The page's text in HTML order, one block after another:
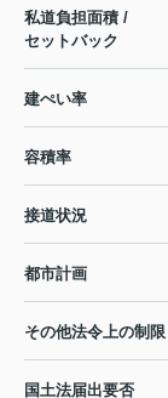
私道負担面積 /
セットバック
建ぺい率
容積率
接道状況
都市計画
その他法令上の制限
国土法届出要否